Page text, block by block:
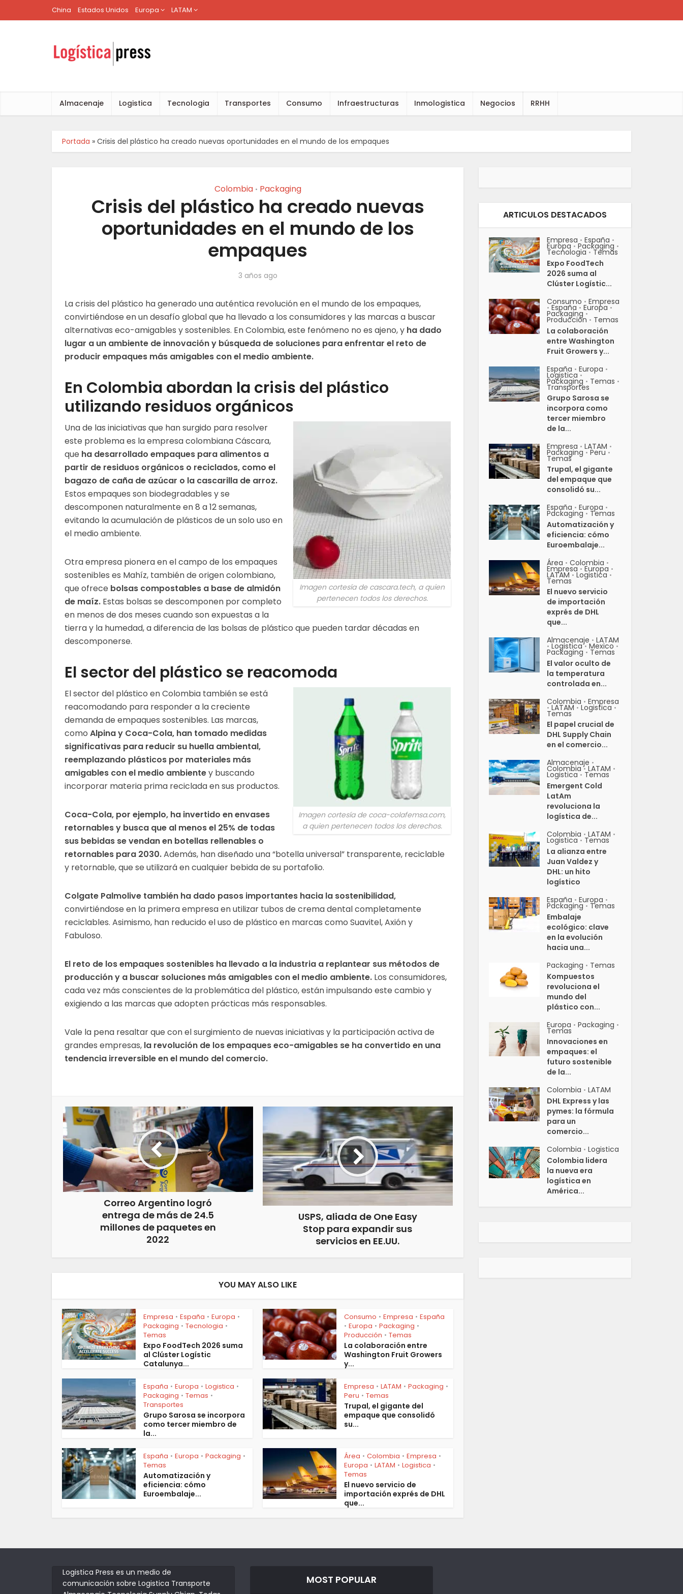
China Estados Unidos Europa LATAM
Almacenaje Logistica Tecnologia Transportes Consumo Infraestructuras Inmologistica Negocios RRHH
Portada » Crisis del plástico ha creado nuevas oportunidades en el mundo de los empaques
Colombia • Packaging
Crisis del plástico ha creado nuevas
oportunidades en el mundo de los
empaques
3 años ago
La crisis del plástico ha generado una auténtica revolución en el mundo de los empaques,
convirtiéndose en un desafío global que ha llevado a los consumidores y las marcas a buscar
alternativas eco-amigables y sostenibles. En Colombia, este fenómeno no es ajeno, y ha dado
lugar a un ambiente de innovación y búsqueda de soluciones para enfrentar el reto de
producir empaques más amigables con el medio ambiente.
En Colombia abordan la crisis del plástico
utilizando residuos orgánicos
Imagen cortesía de cascara.tech, a quien
pertenecen todos los derechos.
Una de las iniciativas que han surgido para resolver
este problema es la empresa colombiana Cáscara,
que ha desarrollado empaques para alimentos a
partir de residuos orgánicos o reciclados, como el
bagazo de caña de azúcar o la cascarilla de arroz.
Estos empaques son biodegradables y se
descomponen naturalmente en 8 a 12 semanas,
evitando la acumulación de plásticos de un solo uso en
el medio ambiente.
Otra empresa pionera en el campo de los empaques
sostenibles es Mahíz, también de origen colombiano,
que ofrece bolsas compostables a base de almidón
de maíz. Estas bolsas se descomponen por completo
en menos de dos meses cuando son expuestas a la
tierra y la humedad, a diferencia de las bolsas de plástico que pueden tardar décadas en
descomponerse.
El sector del plástico se reacomoda
Imagen cortesía de coca-colafemsa.com,
a quien pertenecen todos los derechos.
El sector del plástico en Colombia también se está
reacomodando para responder a la creciente
demanda de empaques sostenibles. Las marcas,
como Alpina y Coca-Cola, han tomado medidas
significativas para reducir su huella ambiental,
reemplazando plásticos por materiales más
amigables con el medio ambientey buscando
incorporar materia prima reciclada en sus productos.
Coca-Cola, por ejemplo, ha invertido en envases
retornables y busca que al menos el 25% de todas
sus bebidas se vendan en botellas rellenables o
retornables para 2030.Además, han diseñado una “botella universal” transparente, reciclable
y retornable, que se utilizará en cualquier bebida de su portafolio.
Colgate Palmolive también ha dado pasos importantes hacia la sostenibilidad,
convirtiéndose en la primera empresa en utilizar tubos de crema dental completamente
reciclables. Asimismo, han reducido el uso de plástico en marcas como Suavitel, Axión y
Fabuloso.
El reto de los empaques sostenibles ha llevado a la industria a replantear sus métodos de
producción y a buscar soluciones más amigables con el medio ambiente. Los consumidores,
cada vez más conscientes de la problemática del plástico, están impulsando este cambio y
exigiendo a las marcas que adopten prácticas más responsables.
Vale la pena resaltar que con el surgimiento de nuevas iniciativas y la participación activa de
grandes empresas, la revolución de los empaques eco-amigables se ha convertido en una
tendencia irreversible en el mundo del comercio.
Correo Argentino logró
entrega de más de 24.5
millones de paquetes en
2022
USPS, aliada de One Easy
Stop para expandir sus
servicios en EE.UU.
YOU MAY ALSO LIKE
Empresa • España • Europa •
Packaging • Tecnologia •
Temas
Expo FoodTech 2026 suma
al Clúster Logístic
Catalunya...
Consumo • Empresa • España
• Europa • Packaging •
Producción • Temas
La colaboración entre
Washington Fruit Growers
y...
España • Europa • Logistica •
Packaging • Temas •
Transportes
Grupo Sarosa se incorpora
como tercer miembro de
la...
Empresa • LATAM • Packaging •
Peru • Temas
Trupal, el gigante del
empaque que consolidó
su...
España • Europa • Packaging •
Temas
Automatización y
eficiencia: cómo
Euroembalaje...
Área • Colombia • Empresa •
Europa • LATAM • Logistica •
Temas
El nuevo servicio de
importación exprés de DHL
que...
ARTICULOS DESTACADOS
Empresa • España •
Europa • Packaging •
Tecnologia • Temas
Expo FoodTech
2026 suma al
Clúster Logístic...
Consumo • Empresa
• España • Europa •
Packaging •
Producción • Temas
La colaboración
entre Washington
Fruit Growers y...
España • Europa •
Logistica •
Packaging • Temas •
Transportes
Grupo Sarosa se
incorpora como
tercer miembro
de la...
Empresa • LATAM •
Packaging • Peru •
Temas
Trupal, el gigante
del empaque que
consolidó su...
España • Europa •
Packaging • Temas
Automatización y
eficiencia: cómo
Euroembalaje...
Área • Colombia •
Empresa • Europa •
LATAM • Logistica •
Temas
El nuevo servicio
de importación
exprés de DHL
que...
Almacenaje • LATAM
• Logistica • Mexico •
Packaging • Temas
El valor oculto de
la temperatura
controlada en...
Colombia • Empresa
• LATAM • Logistica •
Temas
El papel crucial de
DHL Supply Chain
en el comercio...
Almacenaje •
Colombia • LATAM •
Logistica • Temas
Emergent Cold
LatAm
revoluciona la
logística de...
Colombia • LATAM •
Logistica • Temas
La alianza entre
Juan Valdez y
DHL: un hito
logístico
España • Europa •
Packaging • Temas
Embalaje
ecológico: clave
en la evolución
hacia una...
Packaging • Temas
Kompuestos
revoluciona el
mundo del
plástico con...
Europa • Packaging •
Temas
Innovaciones en
empaques: el
futuro sostenible
de la...
Colombia • LATAM
DHL Express y las
pymes: la fórmula
para un
comercio...
Colombia • Logistica
Colombia lidera
la nueva era
logística en
América...
Logistica Press es un medio de
comunicación sobre Logistica Transporte
MOST POPULAR